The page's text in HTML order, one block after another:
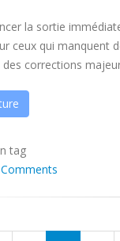
la sortie
ceux qui manquent
des corrections
tag